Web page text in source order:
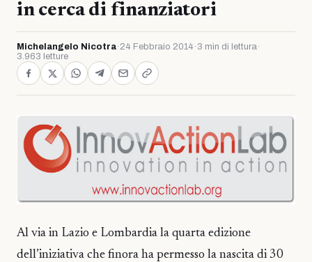
in cerca di finanziatori
Michelangelo Nicotra· 24 Febbraio 2014 · 3 min di lettura·
3.963 letture
Al via in Lazio e Lombardia la quarta edizione
dell’iniziativa che finora ha permesso la nascita di 30